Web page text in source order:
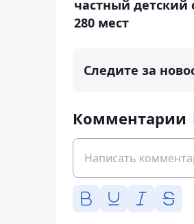
частный детский
280 мест
Следите за
Комментарии